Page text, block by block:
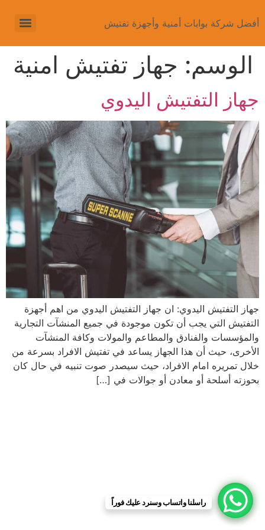
أفضل شركة بوابات أمنية وأجهزة تفتيش
الوسم: جهاز تفتيش امنية
جهاز التفتيش اليدوي
جهاز التفتيش اليدوي: ان جهاز التفتيش اليدوي من اهم أجهزة
التفتيش التي يجب أن تكون موجودة في جميع المنشآت التجارية
والمؤسسات والفنادق والمطاعم والمولات وكافة المنشآت
الأخرى، حيث أن هذا الجهاز يساعد في تفتيش الافراد بسرعة من
خلال تمريره امام الافراد، حيث سيصدر صوت تنبيه في حال كان
بحوزته أسلحة أو معادن أو جوالات في […]
راسلنا واتساب وسنرد عليك فوراً